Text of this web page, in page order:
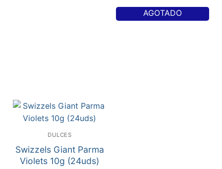
AGOTADO
DULCES
Swizzels Giant Parma
Violets 10g (24uds)